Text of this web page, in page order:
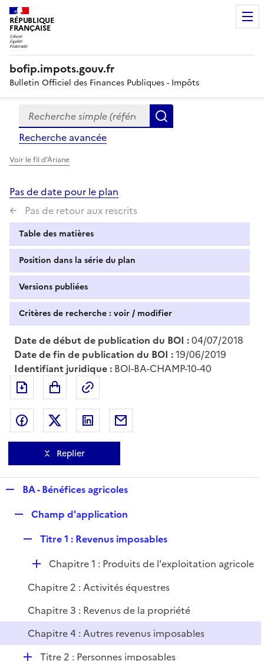
RÉPUBLIQUE
FRANÇAISE
bofip.impots.gouv.fr
Bulletin Officiel des Finances Publiques - Impôts
Formulaire
de
recherche
Recherche simple (références, mots clés, partie du
Recherche avancée
Voir le fil d'Ariane
Pas de date pour le plan
Pas de retour aux rescrits
Table des matières
Position dans la série du plan
Versions publiées
Critères de recherche : voir / modifier
Date de début de publication du BOI :04/07/2018
Date de fin de publication du BOI :19/06/2019
Identifiant juridique : BOI-BA-CHAMP-10-40
Exporter le document au format pdf
Partager sur Facebook
Partager sur Twitter
Partager sur LinkedIn
Replier
p
BA - Bénéfices agricoles
p
e
Champ d'application
p
l
i
e
r
Titre 1 : Revenus imposables
D
p
l
i
e
r
Chapitre 1 : Produits de l'exploitation agricole
Chapitre 2 : Activités équestres
Chapitre 3 : Revenus de la propriété
Chapitre 4 : Autres revenus imposables
DTitre 2 : Personnes imposables